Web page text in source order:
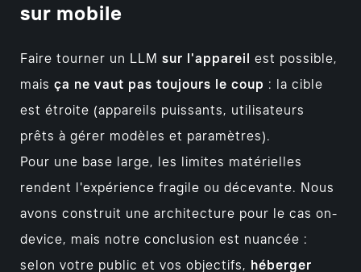
sur mobile
Faire tourner un LLM sur l'appareil est possible,
mais ça ne vaut pas toujours le coup : la cible
est étroite (appareils puissants, utilisateurs
prêts à gérer modèles et paramètres).
Pour une base large, les limites matérielles
rendent l'expérience fragile ou décevante. Nous
avons construit une architecture pour le cas on-
device, mais notre conclusion est nuancée :
selon votre public et vos objectifs, héberger